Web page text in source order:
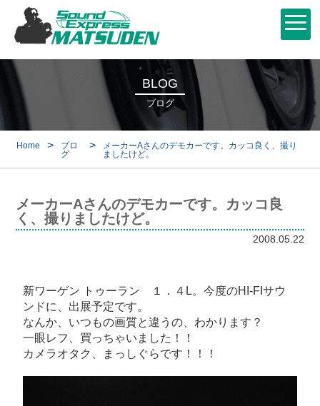
BLOG
ブログ
Home >
ブロ
グ
>
メーカーAさんのデモカーです。カッコ良く、撮り
ましたけど。
メーカーAさんのデモカーです。カッコ良
く、撮りましたけど。
2008.05.22
新ワーゲン トゥーラン １．４L。今度のHI-FIサウ
ンドに、出展予定です。
なんか、いつもの画質と違うの、わかります？
一眼レフ、買っちゃいました！！
カメラオタク、まっしぐらです！！！